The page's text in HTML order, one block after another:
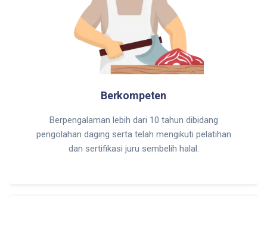
Berkompeten
Berpengalaman lebih dari 10 tahun dibidang
pengolahan daging serta telah mengikuti pelatihan
dan sertifikasi juru sembelih halal.